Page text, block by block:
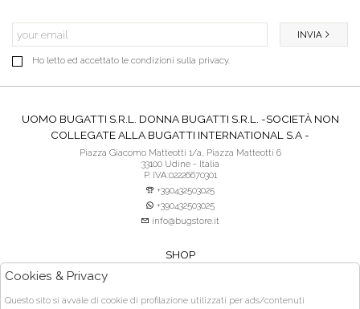
Ho letto ed accettato le condizioni sulla privacy.
INVIA
UOMO BUGATTI S.R.L. DONNA BUGATTI S.R.L. -SOCIETÀ NON
COLLEGATE ALLA BUGATTI INTERNATIONAL S.A -
Piazza Giacomo Matteotti 1/a, Piazza Matteotti 6
33100 Udine - Italia
P. IVA:02226670301
+390432503025
+390432503025
info@bugstore.it
SHOP
ACQUISTO SICURO
Cookies & Privacy
Questo sito si avvale di cookie di profilazione utilizzati per ads/contenuti